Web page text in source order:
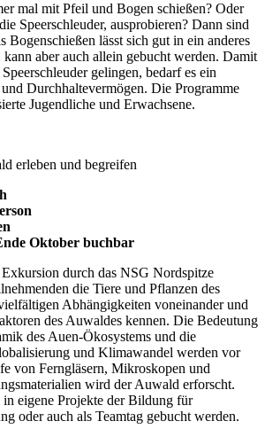
mal mit Pfeil und Bogen schießen? Oder
Speerschleuder, ausprobieren? Dann sind
Bogenschießen lässt sich gut in ein anderes
aber auch allein gebucht werden. Damit
gelingen, bedarf es ein
Durchhaltevermögen. Die Programme
Jugendliche und Erwachsene.
erleben und begreifen
Oktober buchbar
durch das NSG Nordspitze
die Tiere und Pflanzen des
Abhängigkeiten voneinander und
des Auwaldes kennen. Die Bedeutung
des Auen-Ökosystems und die
und Klimawandel werden vor
von Ferngläsern, Mikroskopen und
wird der Auwald erforscht.
eigene Projekte der Bildung für
oder auch als Teamtag gebucht werden.